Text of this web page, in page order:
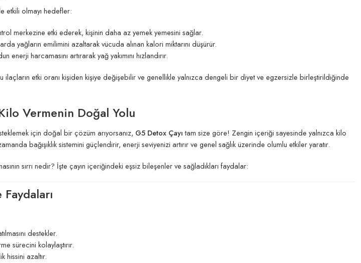
etkili olmayı hedefler:
merkezine etki ederek, kişinin daha az yemek yemesini sağlar.
yağların emilimini azaltarak vücuda alınan kalori miktarını düşürür.
enerji harcamasını artırarak yağ yakımını hızlandırır.
ilaçların etki oranı kişiden kişiye değişebilir ve genellikle yalnızca dengeli bir diyet ve egzersizle birleştirildiğinde
Vermenin Doğal Yolu
için doğal bir çözüm arıyorsanız, G5 Detox Çayıtam size göre! Zengin içeriği sayesinde yalnızca kilo
bağışıklık sistemini güçlendirir, enerji seviyenizi artırır ve genel sağlık üzerinde olumlu etkiler yaratır.
sırrı nedir? İşte çayın içeriğindeki eşsiz bileşenler ve sağladıkları faydalar:
destekler.
sürecini kolaylaştırır.
hissini azaltır.